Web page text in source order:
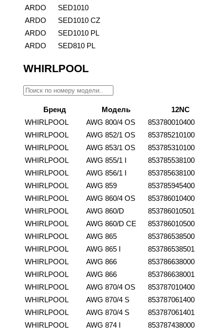
ARDO
SED1010
ARDO
SED1010 CZ
ARDO
SED1010 PL
ARDO
SED810 PL
WHIRLPOOL
Бренд Модель
12NC
WHIRLPOOL
AWG 800/4 OS
853780010400
WHIRLPOOL
AWG 852/1 OS
853785210100
WHIRLPOOL
AWG 853/1 OS
853785310100
WHIRLPOOL
AWG 855/1 I
853785538100
WHIRLPOOL
AWG 856/1 I
853785638100
WHIRLPOOL
AWG 859
853785945400
WHIRLPOOL
AWG 860/4 OS
853786010400
WHIRLPOOL
AWG 860/D
853786010501
WHIRLPOOL
AWG 860/D CE
853786010500
WHIRLPOOL
AWG 865
853786538500
WHIRLPOOL
AWG 865 I
853786538501
WHIRLPOOL
AWG 866
853786638000
WHIRLPOOL
AWG 866
853786638001
WHIRLPOOL
AWG 870/4 OS
853787010400
WHIRLPOOL
AWG 870/4 S
853787061400
WHIRLPOOL
AWG 870/4 S
853787061401
WHIRLPOOL
AWG 874 I 853787438000